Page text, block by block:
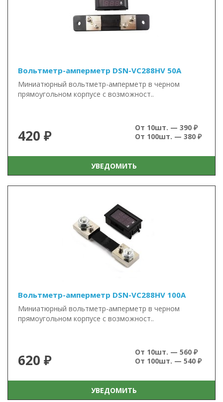
Вольтметр-амперметр DSN-VC288HV 50А
Миниатюрный вольтметр-амперметр в черном
прямоугольном корпусе с возможност..
420 ₽
От 10шт. — 390 ₽
От 100шт. — 380 ₽
УВЕДОМИТЬ
Вольтметр-амперметр DSN-VC288HV 100А
Миниатюрный вольтметр-амперметр в черном
прямоугольном корпусе с возможност..
620 ₽
От 10шт. — 560 ₽
От 100шт. — 540 ₽
УВЕДОМИТЬ